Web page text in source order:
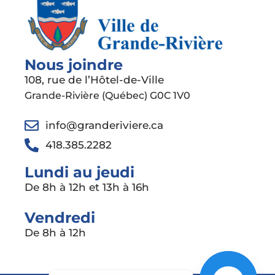
Nous joindre
108, rue de l’Hôtel-de-Ville
Grande-Rivière (Québec) G0C 1V0
info@granderiviere.ca
418.385.2282
Lundi au jeudi
De 8h à 12h et 13h à 16h
Vendredi
De 8h à 12h